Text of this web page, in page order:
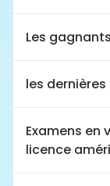
Les
les dernières
Examens en
licence